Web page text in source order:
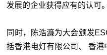
发展的企业获得应有的认可。
同时，陈浩濂为大会颁发
括香港电灯有限公司、 香港